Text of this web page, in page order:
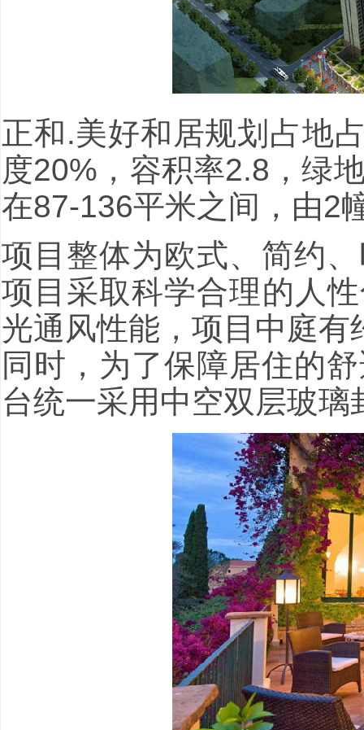
正和.美好和居规划占地
度20%，容积率2.8，绿
在87-136平米之间，由2
项目整体为欧式、简约
项目采取科学合理的人
光通风性能，项目中庭
同时，为了保障居住的
台统一采用中空双层玻璃